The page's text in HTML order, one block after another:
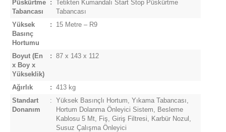
Püskürtme
Tabancası
:
Tetikten Kumandalı Start Stop Püskürtme
Tabancası
Yüksek
Basınç
Hortumu
: 15 Metre – R9
Boyut (En
x Boy x
Yükseklik)
: 87 x 143 x 112
Ağırlık :
413 kg
Standart
Donanım
:
Yüksek Basınçlı Hortum, Yıkama Tabancası,
Hortum Dolanma Önleyici Sistem, Besleme
Kablosu 5 Mt, Fiş, Giriş Filtresi, Karbür Nozul,
Susuz Çalışma Önleyici